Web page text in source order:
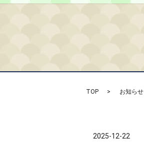
TOP お知らせ
2025-12-22